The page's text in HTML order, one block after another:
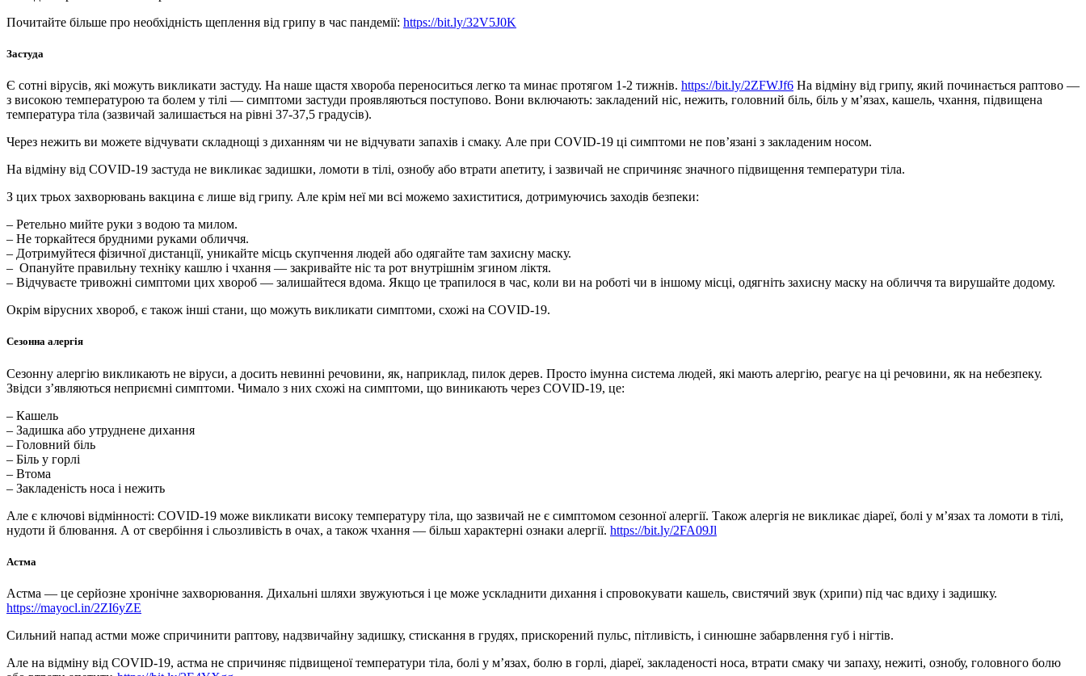
Почитайте більше про необхідність щеплення від грипу в час пандемії: https://bit.ly/32V5J0K
Застуда
Є сотні вірусів, які можуть викликати застуду. На наше щастя хвороба переноситься легко та минає протягом 1-2 тижнів. https://bit.ly/2ZFWJf6 На відміну від грипу, який починається раптово —
з високою температурою та болем у тілі — симптоми застуди проявляються поступово. Вони включають: закладений ніс, нежить, головний біль, біль у м’язах, кашель, чхання, підвищена
температура тіла (зазвичай залишається на рівні 37-37,5 градусів).
Через нежить ви можете відчувати складнощі з диханням чи не відчувати запахів і смаку. Але при COVID-19 ці симптоми не пов’язані з закладеним носом.
На відміну від COVID-19 застуда не викликає задишки, ломоти в тілі, ознобу або втрати апетиту, і зазвичай не спричиняє значного підвищення температури тіла.
З цих трьох захворювань вакцина є лише від грипу. Але крім неї ми всі можемо захиститися, дотримуючись заходів безпеки:
– Ретельно мийте руки з водою та милом.
– Не торкайтеся брудними руками обличчя.
– Дотримуйтеся фізичної дистанції, уникайте місць скупчення людей або одягайте там захисну маску.
– Опануйте правильну техніку кашлю і чхання — закривайте ніс та рот внутрішнім згином ліктя.
– Відчуваєте тривожні симптоми цих хвороб — залишайтеся вдома. Якщо це трапилося в час, коли ви на роботі чи в іншому місці, одягніть захисну маску на обличчя та вирушайте додому.
Окрім вірусних хвороб, є також інші стани, що можуть викликати симптоми, схожі на COVID-19.
Сезонна алергія
Сезонну алергію викликають не віруси, а досить невинні речовини, як, наприклад, пилок дерев. Просто імунна система людей, які мають алергію, реагує на ці речовини, як на небезпеку.
Звідси з’являються неприємні симптоми. Чимало з них схожі на симптоми, що виникають через COVID-19, це:
– Кашель
– Задишка або утруднене дихання
– Головний біль
– Біль у горлі
– Втома
– Закладеність носа і нежить
Але є ключові відмінності: COVID-19 може викликати високу температуру тіла, що зазвичай не є симптомом сезонної алергії. Також алергія не викликає діареї, болі у м’язах та ломоти в тілі,
нудоти й блювання. А от свербіння і сльозливість в очах, а також чхання — більш характерні ознаки алергії. https://bit.ly/2FA09Jl
Астма
Астма — це серйозне хронічне захворювання. Дихальні шляхи звужуються і це може ускладнити дихання і спровокувати кашель, свистячий звук (хрипи) під час вдиху і задишку.
https://mayocl.in/2ZI6yZE
Сильний напад астми може спричинити раптову, надзвичайну задишку, стискання в грудях, прискорений пульс, пітливість, і синюшне забарвлення губ і нігтів.
Але на відміну від COVID-19, астма не спричиняє підвищеної температури тіла, болі у м’язах, болю в горлі, діареї, закладеності носа, втрати смаку чи запаху, нежиті, ознобу, головного болю